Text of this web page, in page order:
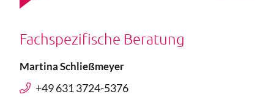
Fachspezifische Beratung
Martina Schließmeyer
+49 631 3724-5376